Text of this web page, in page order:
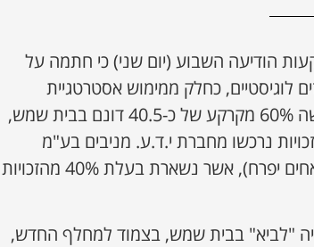
הודיעה השבוע (יום שני) כי חתמה על
לוגיסטיים, כחלק ממימוש אסטרטגיית
הצמיחה של החברה בתחום. אמות רכשה 60% מקרקע של כ-40.5 דונם בבית שמש,
מיליון שקל. הזכויות נרכשו מחברת י.ד.ע. מניבים בע"מ
(מקבוצת ערן י. ד. החזקות, בבעלות האחים יפרח), אשר נשארת בעלת 40% מהזכויות
"לביא" בבית שמש, בצמוד למחלף החדש,